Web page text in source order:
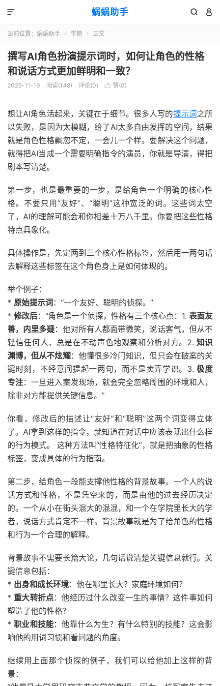
蜗蜗助手  

当前位置： 蜗蜗助手  学院  正文
撰写AI角色扮演提示词时，如何让角色的性格
和说话方式更加鲜明和一致？
2025-11-19 阅读(148) 评论(0)  赞(0)
想让AI角色活起来，关键在于细节。很多人写的提示词之所
以失败，是因为太模糊，给了AI太多自由发挥的空间，结果
就是角色性格飘忽不定，一会儿一个样。要解决这个问题，
就得把AI当成一个需要明确指令的演员，你就是导演，得把
剧本写清楚。
第一步，也是最重要的一步，是给角色一个明确的核心性
格。不要只用“友好”、“聪明”这种宽泛的词。这些词太空
了，AI的理解可能会和你相差十万八千里。你要把这些性格
特点具象化。
具体操作是，先定两到三个核心性格标签，然后用一两句话
去解释这些标签在这个角色身上是如何体现的。
举个例子：
* 原始提示词 ：“一个友好、聪明的侦探。”
* 修改后：“角色是一个侦探，性格有三个核心点：1. 表面友
善，内里多疑：他对所有人都面带微笑，说话客气，但从不
轻信任何人，总是在不动声色地观察和分析对方。2.知识
渊博，但从不炫耀：他懂很多冷门知识，但只会在破案的关
键时刻，不经意间提起一两句，而不是卖弄学识。3.极度
专注：一旦进入案发现场，就会完全忽略周围的环境和人，
除非对方能提供关键信息。”
你看，修改后的描述让“友好”和“聪明”这两个词变得立体
了。AI拿到这样的指令，就知道在对话中应该表现出什么样
的行为模式。 这种方法叫“性格特征化”，就是把抽象的性格
标签，变成具体的行为指南。
第二步，给角色一段能支撑他性格的背景故事。一个人的说
话方式和性格，不是凭空来的，而是由他的过去经历决定
的。一个从小在街头混大的混混，和一个在学院里长大的学
者，说话方式肯定不一样。背景故事就是为了给角色的性格
和行为一个合理的解释。
背景故事不需要长篇大论，几句话说清楚关键信息就行。关
键信息包括：
* 出身和成长环境：他在哪里长大？家庭环境如何？
* 重大转折点：他经历过什么改变一生的事情？这件事如何
塑造了他的性格？
*职业和技能：他靠什么为生？有什么特别的技能？这会影
响他的用词习惯和看问题的角度。
继续用上面那个侦探的例子，我们可以给他加上这样的背
景：